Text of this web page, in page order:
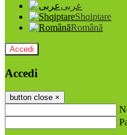
عربى
Shqiptare
Română
Accedi
Accedi
button close ×